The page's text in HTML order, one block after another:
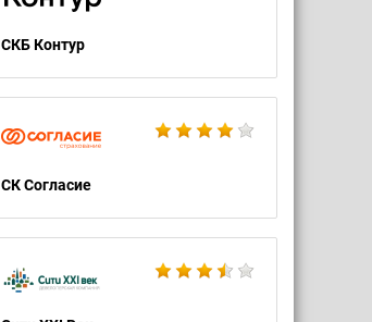
СКБ Контур
СК Согласие